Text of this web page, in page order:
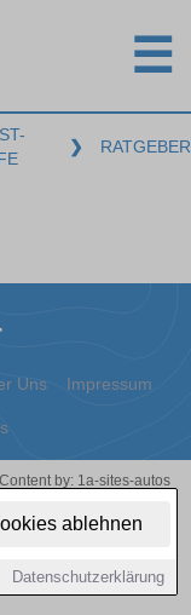
ablehnen
Datenschutzerklärung
☰
❯ RATGEBER
Uns Impressum
by: 1a-sites-autos